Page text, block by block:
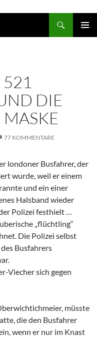
DIE
77 KOMMENTARE
londoner Busfahrer, der
wurde, weil er einem
und ein einer
Halsband wieder
Polizei festhielt …
„flüchtling“
Die Polizei selbst
Busfahrers
Viecher sich gegen
müsste
die den Busfahrer
wenn er nur im Knast